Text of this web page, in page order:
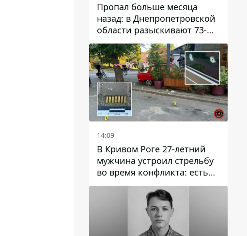
Пропал больше месяца
назад: в Днепропетровской
области разыскивают 73-
летнего мужчину
14:09
В Кривом Роге 27-летний
мужчина устроил стрельбу
во время конфликта: есть
раненый